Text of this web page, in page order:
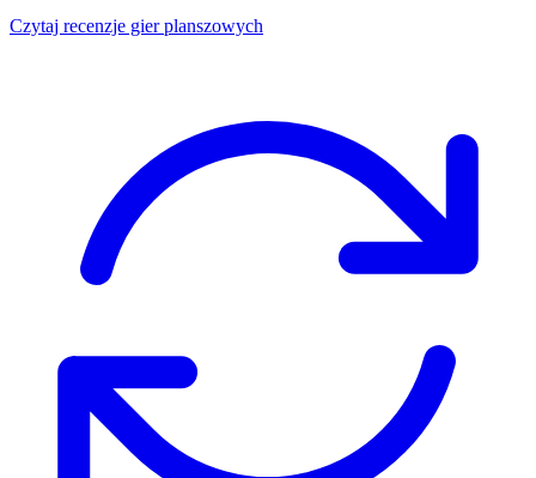
Czytaj recenzje gier planszowych